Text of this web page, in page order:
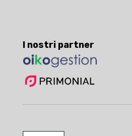
I nostri partner